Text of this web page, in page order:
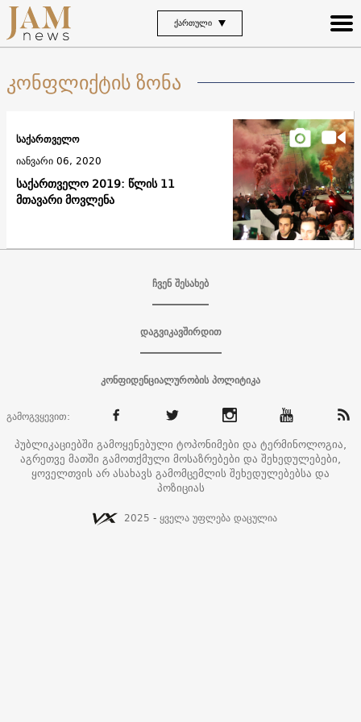
ᲥᲐᲠᲗᲣᲚᲘ
კონფლიქტის ზონა
საქართველო 2019: წლის 11
მთავარი მოვლენა
საქართველო
იანვარი 06, 2020
ჩვენ შესახებ
დაგვიკავშირდით
კონფიდენციალურობის პოლიტიკა
გამოგვყევით:
პუბლიკაციებში გამოყენებული ტოპონიმები და ტერმინოლოგია,
აგრეთვე მათში გამოთქმული მოსაზრებები და შეხედულებები,
ყოველთვის არ ასახავს გამომცემლის შეხედულებებსა და
პოზიციას
2025 - ყველა უფლება დაცულია